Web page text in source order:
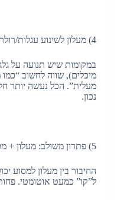
4) מעלון לשינוע עגלות/רולרים/מכולות קטנות
במקומות שיש תנועה על
מיכלים), שווה לחשוב
מעלית”. הכל נעשה יותר
נכון.
5) פתרון משולב: מעלון + מסוע/שולחנות גלילה
החיבור בין מעלון למסוע
ל”קו” כמעט אוטומטי.